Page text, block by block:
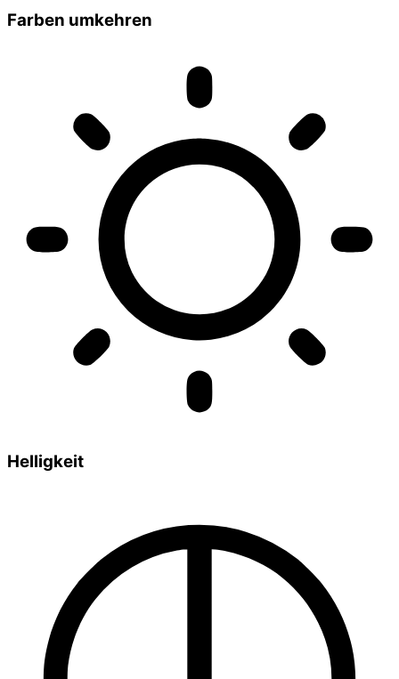
Farben umkehren
Helligkeit